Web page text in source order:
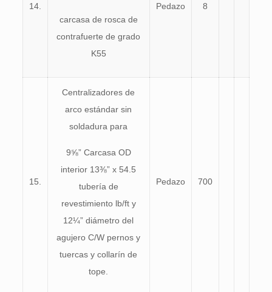
14.
carcasa de rosca de
contrafuerte de grado
K55
Pedazo 8
15.
Centralizadores de
arco estándar sin
soldadura para
9⅝” Carcasa OD
interior 13⅜” x 54.5
tubería de
revestimiento lb/ft y
12¼” diámetro del
agujero C/W pernos y
tuercas y collarín de
tope.
Pedazo 700